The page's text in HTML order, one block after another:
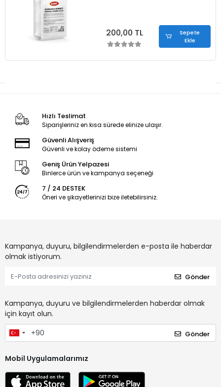
200,00 TL
Sepete
Ekle
Hızlı Teslimat
Siparişleriniz en kısa sürede elinize ulaşır.
Güvenli Alışveriş
Güvenli ve kolay ödeme sistemi
Geniş Ürün Yelpazesi
Binlerce ürün ve kampanya seçeneği
7 / 24 DESTEK
Öneri ve şikayetlerinizi bize iletebilirsiniz.
Kampanya, duyuru, bilgilendirmelerden e-posta ile haberdar
olmak istiyorum.
Gönder
Kampanya, duyuru ve bilgilendirmelerden haberdar olmak
için kayıt olun.
Gönder
Mobil Uygulamalarımız